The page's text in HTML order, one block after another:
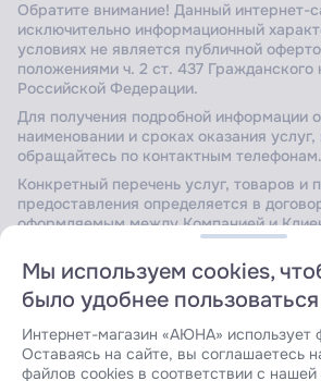
Обратите внимание! Данный интернет-
исключительно информационный
условиях не является публичной
положениями ч. 2 ст. 437 Гражданского
Российской Федерации.
Для получения подробной информации
наименовании и сроках оказания
обращайтесь по контактным телефонам.
Конкретный перечень услуг, товаров и
предоставления определяется в
оформляемым между Компанией и
Сайт защищен Yandex SmartCaptcha.
условиях обработки данных сервисом.
Мы используем cookies,
было удобнее
Интернет-магазин «АЮНА» использует
Оставаясь на сайте, вы соглашаетесь
файлов cookies в соответствии с нашей